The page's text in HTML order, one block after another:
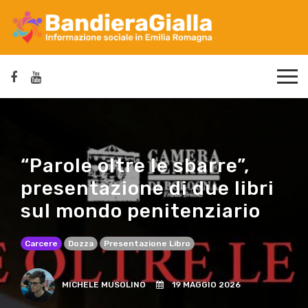
“Parole oltre le sbarre”,
presentazione di due libri
sul mondo penitenziario
Carcere Dozza Presentazione Libro
MICHELE MUSOLINO 19 MAGGIO 2026